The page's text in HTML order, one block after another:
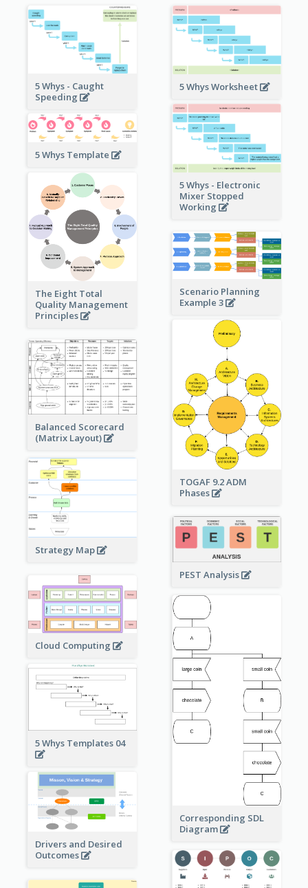
5 Whys - Caught
Speeding
5 Whys Worksheet
5 Whys - Electronic
Mixer Stopped
Working
5 Whys Template
The Eight Total
Quality Management
Principles
Scenario Planning
Example 3
TOGAF 9.2 ADM
Phases
Balanced Scorecard
(Matrix Layout)
Strategy Map
PEST Analysis
Cloud Computing
Corresponding SDL
Diagram
5 Whys Templates 04
Drivers and Desired
Outcomes